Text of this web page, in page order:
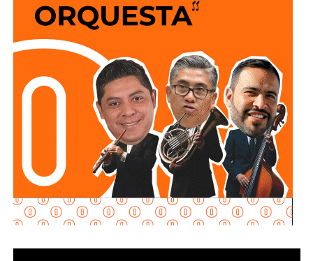
No soy un experto en ingeniería urbana, por lo que no
pretendo entrar en detalles técnicos de si está bien o mal
hecho, por eso me centro en losdebates que quieren
forzar las páginas de Facebookque se llaman medios
de prensa.
Pocas veces he visto medios cuestionar la constante
construcción de estructura cochista que lejos de mejorar la
movilidad, como dicen los boletines oficiales, tienden
solamente a
favorecer la velocidad
¿Quién se acuerda de los peatones? ¿Quién piensa
en el que quiere cruzar la calle sin tener que subirse